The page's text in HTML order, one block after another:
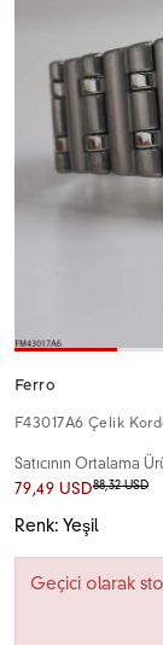
Ferro
F43017A6 Çelik
Satıcının Ortalama
79,49 USD88,32 USD
Renk: Yeşil
Geçici olarak